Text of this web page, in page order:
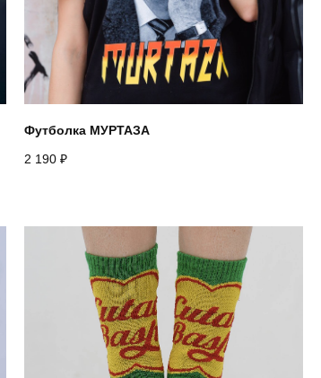
Футболка МУРТАЗА
2 190 ₽